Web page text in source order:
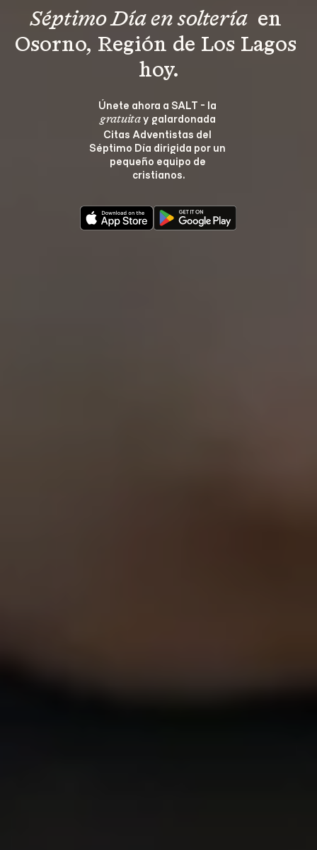
Séptimo Día en soltería en
Osorno, Región de Los Lagos
hoy.
Únete ahora a SALT - la
gratuita y galardonada
Citas Adventistas del
Séptimo Día dirigida por un
pequeño equipo de
cristianos.